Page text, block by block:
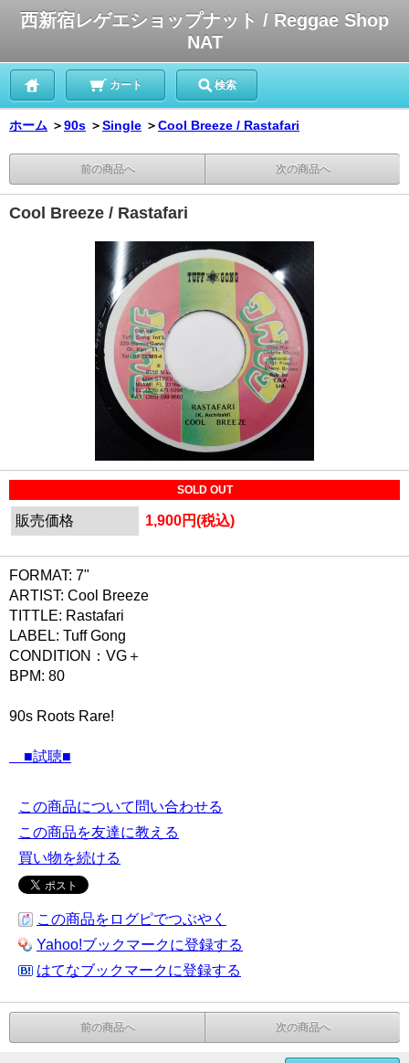
西新宿レゲエショップナット / Reggae Shop
NAT
カート 検索
ホーム ＞90s ＞Single ＞Cool Breeze / Rastafari
前の商品へ 次の商品へ
Cool Breeze / Rastafari
SOLD OUT
販売価格 1,900円(税込)
FORMAT: 7"
ARTIST: Cool Breeze
TITTLE: Rastafari
LABEL: Tuff Gong
CONDITION：VG＋
BPM: 80
90s Roots Rare!
■試聴■
この商品について問い合わせる
この商品を友達に教える
買い物を続ける
この商品をログピでつぶやく
Yahoo!ブックマークに登録する
はてなブックマークに登録する
前の商品へ 次の商品へ